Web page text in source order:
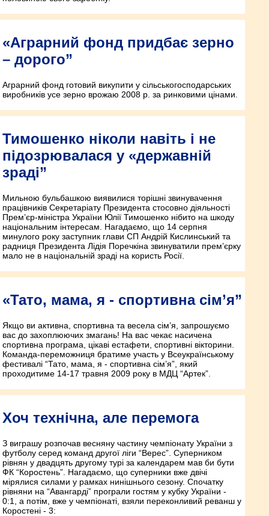
«Аграрний фонд придбає зерно
– дорого”
Аграрний фонд готовий викупити у сільськогосподарських
виробників усе зерно врожаю 2008 р. за ринковими цінами.
Тимошенко ніколи навіть і не
підозрювалася у «державній
зраді”
Мильною бульбашкою виявилися торішні звинувачення
працівників Секретаріату Президента стосовно діяльності
Прем’єр-міністра України Юлії Тимошенко нібито на шкоду
національним інтересам. Нагадаємо, що 14 серпня
минулого року заступник глави СП Андрій Кислинський та
радниця Президента Лідія Поречкіна звинуватили прем’єрку
мало не в національній зраді на користь Росії.
«Тато, мама, я - спортивна сім’я”
Якщо ви активна, спортивна та весела сім’я, запрошуємо
вас до захоплюючих змагань! На вас чекає насичена
спортивна програма, цікаві естафети, спортивні вікторини.
Команда-переможниця братиме участь у Всеукраїнському
фестивалі “Тато, мама, я - спортивна сім’я”, який
проходитиме 14-17 травня 2009 року в МДЦ “Артек”.
Хоч технічна, але перемога
З виграшу розпочав весняну частину чемпіонату України з
футболу серед команд другої ліги “Верес”. Суперником
рівнян у двадцять другому турі за календарем мав би бути
ФК “Коростень”. Нагадаємо, що суперники вже двічі
мірялися силами у рамках нинішнього сезону. Спочатку
рівняни на “Авангарді” програли гостям у кубку України -
0:1, а потім, вже у чемпіонаті, взяли переконливий реванш у
Коростені - 3: